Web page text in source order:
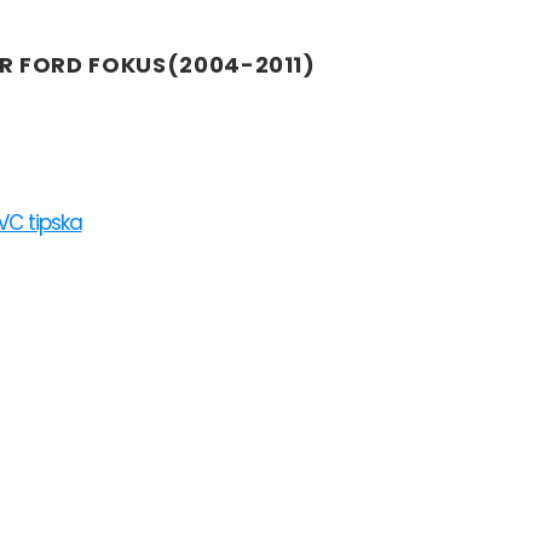
FORD FOKUS(2004-2011)
tipska